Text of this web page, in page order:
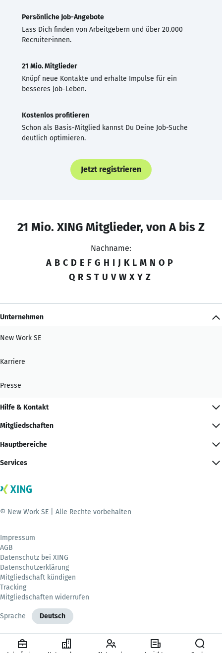
Persönliche Job-Angebote
Lass Dich finden von Arbeitgebern und über 20.000
Recruiter·innen.
21 Mio. Mitglieder
Knüpf neue Kontakte und erhalte Impulse für ein
besseres Job-Leben.
Kostenlos profitieren
Schon als Basis-Mitglied kannst Du Deine Job-Suche
deutlich optimieren.
Jetzt registrieren
21 Mio. XING Mitglieder, von A bis Z
Nachname:
A B C D E F G H I J K L M N O P
Q R S T U V W X Y Z
Unternehmen
New Work SE
Karriere
Presse
Hilfe & Kontakt
Mitgliedschaften
Hauptbereiche
Services
© New Work SE | Alle Rechte vorbehalten
Impressum
AGB
Datenschutz bei XING
Datenschutzerklärung
Mitgliedschaft kündigen
Tracking
Mitgliedschaften widerrufen
Sprache Deutsch